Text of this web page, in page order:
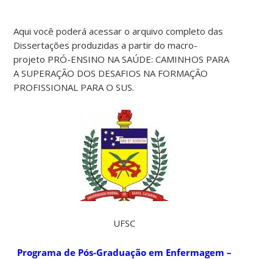
Aqui você poderá acessar o arquivo completo das
Dissertações produzidas a partir do macro-
projeto PRÓ-ENSINO NA SAÚDE: CAMINHOS PARA
A SUPERAÇÃO DOS DESAFIOS NA FORMAÇÃO
PROFISSIONAL PARA O SUS.
UFSC
Programa de Pós-Graduação em Enfermagem –